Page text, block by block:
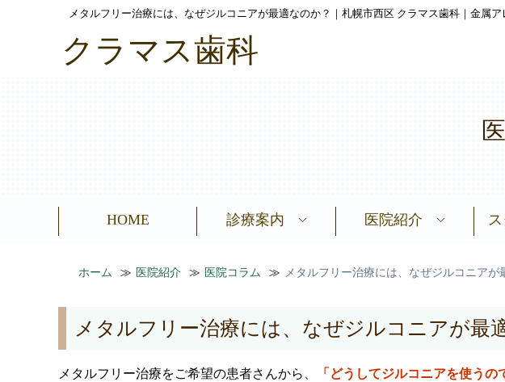
メタルフリー治療には、なぜジルコニアが最適なのか？｜札幌市西区 クラマス歯科｜金属
クラマス歯科
HOME 診療案内 医院紹介
ホーム 医院紹介 医院コラム メタルフリー治療には、なぜジルコニアが
メタルフリー治療には、なぜジルコニアが最
メタルフリー治療をご希望の患者さんから、 「どうしてジルコニアを使うの